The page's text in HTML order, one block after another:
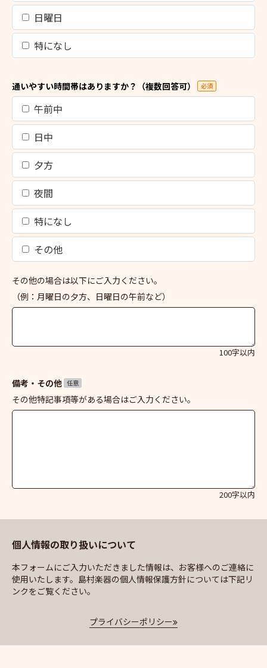
日曜日
特になし
通いやすい時間帯はありますか？（複数回答可） 必須
午前中
日中
夕方
夜間
特になし
その他
その他の場合は以下にご入力ください。
（例：月曜日の夕方、日曜日の午前など）
100字以内
備考・その他 任意
その他特記事項等がある場合はご入力ください。
200字以内
個人情報の取り扱いについて
本フォームにご入力いただきました情報は、お客様へのご連絡に
使用いたします。島村楽器の個人情報保護方針については下記リ
ンクをご覧ください。
プライバシーポリシー